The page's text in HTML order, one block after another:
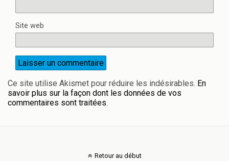
Site web
Ce site utilise Akismet pour réduire les indésirables. En
savoir plus sur la façon dont les données de vos
commentaires sont traitées.
Retour au début